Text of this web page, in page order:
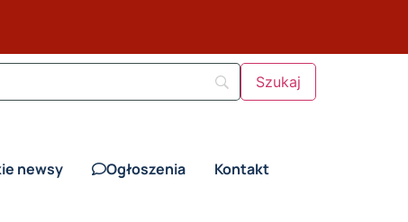
newsy Ogłoszenia Kontakt